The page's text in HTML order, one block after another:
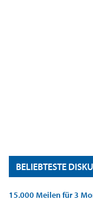
BELIEBTESTE
15.000 Meilen für 3